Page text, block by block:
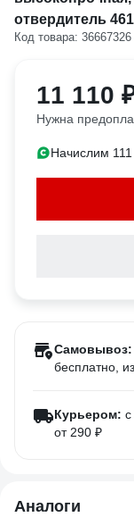
отвердитель
Код товара: 36667326
11 110
Нужна
Начислим
Самовывоз:
бесплатно ,
Курьером: c
от 290 ₽
Аналоги